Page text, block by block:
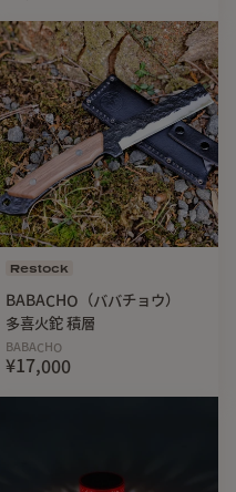
Restock
BABACHO（ババチョウ）
多喜火鉈 積層
BABACHO
¥17,000